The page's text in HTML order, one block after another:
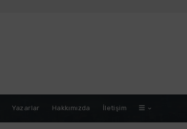
Yazarlar Hakkımızda İletişim